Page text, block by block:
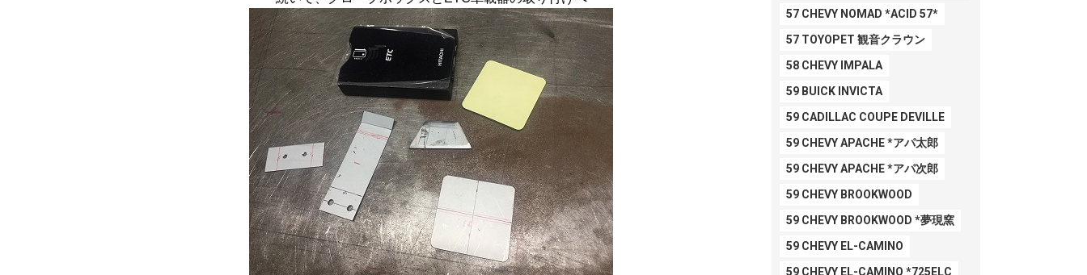
57 CHEVY NOMAD *ACID 57*
57 TOYOPET 観音クラウン
58 CHEVY IMPALA
59 BUICK INVICTA
59 CADILLAC COUPE DEVILLE
59 CHEVY APACHE *アパ太郎
59 CHEVY APACHE *アパ次郎
59 CHEVY BROOKWOOD
59 CHEVY BROOKWOOD *夢現窯
59 CHEVY EL-CAMINO
59 CHEVY EL-CAMINO *725ELC